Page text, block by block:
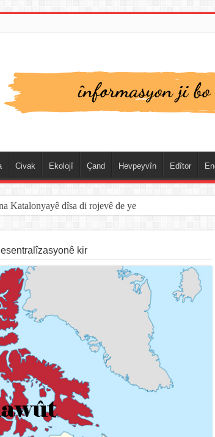
Civak Ekolojî Çand Hevpeyvîn Edîtor
Katalonyayê dîsa di rojevê de ye
kir